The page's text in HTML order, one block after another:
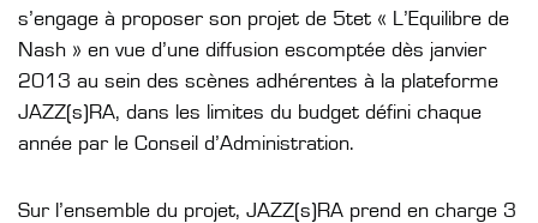
s’engage à proposer son projet de 5tet « L’Equilibre de
Nash » en vue d’une diffusion escomptée dès janvier
2013 au sein des scènes adhérentes à la plateforme
JAZZ(s)RA, dans les limites du budget défini chaque
année par le Conseil d’Administration.
Sur l’ensemble du projet, JAZZ(s)RA prend en charge 3